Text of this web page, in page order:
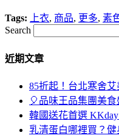
Tags: 上衣, 商品, 更多, 素
Search
近期文章
85折起！台北寒舍
🎈品味王品集團美
韓國送花首選
乳清蛋白哪裡買？